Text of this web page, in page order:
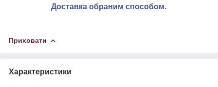
Доставка обраним способом.
Приховати
Характеристики